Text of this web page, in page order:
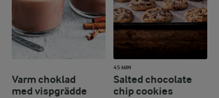
Varm choklad
med vispgrädde
45 MIN
Salted chocolate
chip cookies